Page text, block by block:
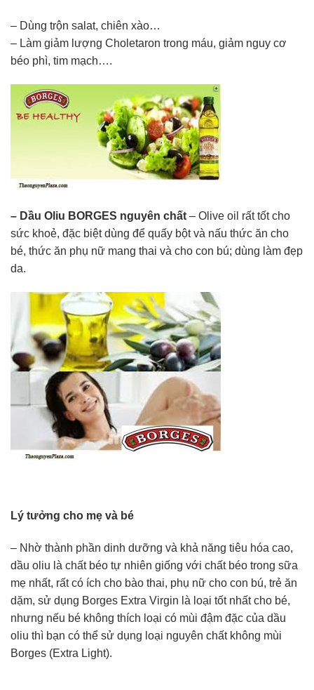
– Dùng trộn salat, chiên xào…​
– Làm giảm lượng Choletaron trong máu, giảm nguy cơ
béo phì, tim mạch….​
– Dầu Oliu BORGES nguyên chất – Olive oil rất tốt cho
sức khoẻ, đặc biệt dùng để quấy bột và nấu thức ăn cho
bé, thức ăn phụ nữ mang thai và cho con bú; dùng làm đẹp
da.​
Lý tưởng cho mẹ và bé​
– Nhờ thành phần dinh dưỡng và khả năng tiêu hóa cao,
dầu oliu là chất béo tự nhiên giống với chất béo trong sữa
mẹ nhất, rất có ích cho bào thai, phụ nữ cho con bú, trẻ ăn
dặm, sử dụng Borges Extra Virgin là loại tốt nhất cho bé,
nhưng nếu bé không thích loại có mùi đậm đặc của dầu
oliu thì bạn có thể sử dụng loại nguyên chất không mùi
Borges (Extra Light).